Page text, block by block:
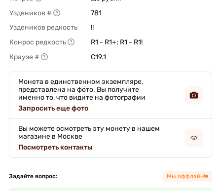
Уздеников #
781
Уздеников редкость
!!
Конрос редкость
R1 - R1+; R1 - R1!
Краузе #
C19.1
Монета в единственном экземпляре,
представлена на фото. Вы получите
именно то, что видите на фотографии
Запросить еще фото
Вы можете осмотреть эту монету в нашем
магазине в Москве
Посмотреть контакты
Задайте вопрос: Мы оффлайн!